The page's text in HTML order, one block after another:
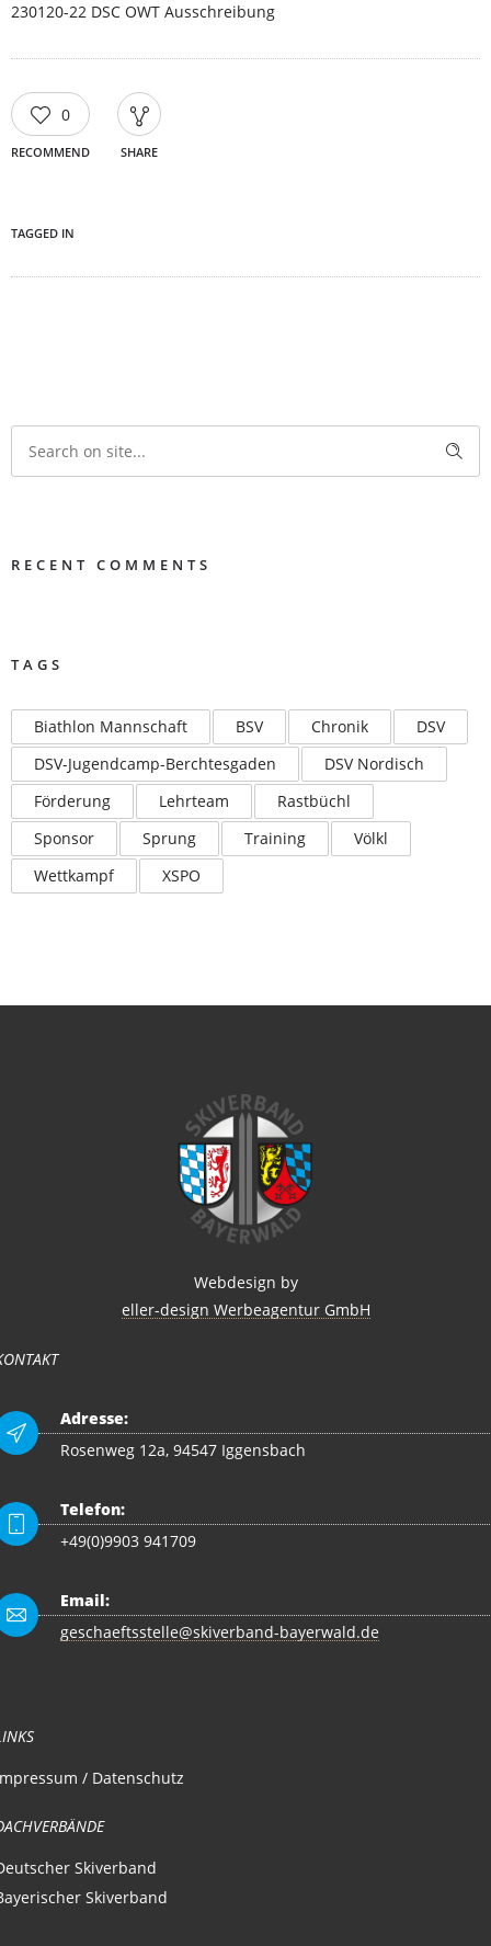
230120-22 DSC OWT Ausschreibung
0
RECOMMEND SHARE
TAGGED IN
RECENT COMMENTS
TAGS
Biathlon Mannschaft BSV Chronik
DSV
DSV-Jugendcamp-Berchtesgaden
DSV Nordisch
Förderung
Lehrteam
Rastbüchl
Sponsor
Sprung Training
Völkl
Wettkampf
XSPO
Webdesign by
eller-design Werbeagentur GmbH
Adresse:
Rosenweg 12a, 94547 Iggensbach
Telefon:
+49(0)9903 941709
Email:
geschaeftsstelle@skiverband-bayerwald.de
/ Datenschutz
Skiverband
Skiverband